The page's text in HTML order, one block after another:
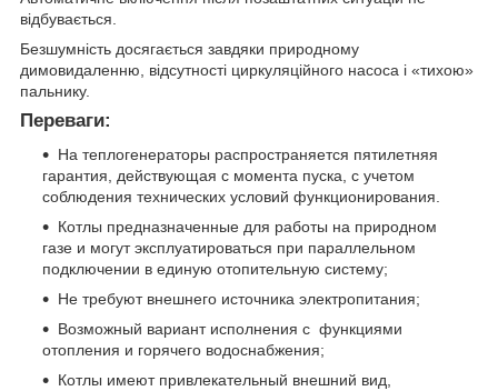
відбувається.
Безшумність досягається завдяки природному
димовидаленню, відсутності циркуляційного насоса і «тихою»
пальнику.
Переваги:
На теплогенераторы распространяется пятилетняя
гарантия, действующая с момента пуска, с учетом
соблюдения технических условий функционирования.
Котлы предназначенные для работы на природном
газе и могут эксплуатироваться при параллельном
подключении в единую отопительную систему;
Не требуют внешнего источника электропитания;
Возможный вариант исполнения с функциями
отопления и горячего водоснабжения;
Котлы имеют привлекательный внешний вид,